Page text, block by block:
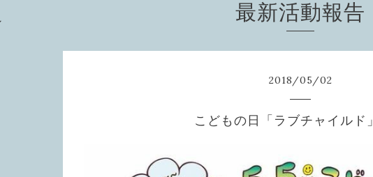
最新活動報告
2018/05/02
こどもの日「ラブチャイルド